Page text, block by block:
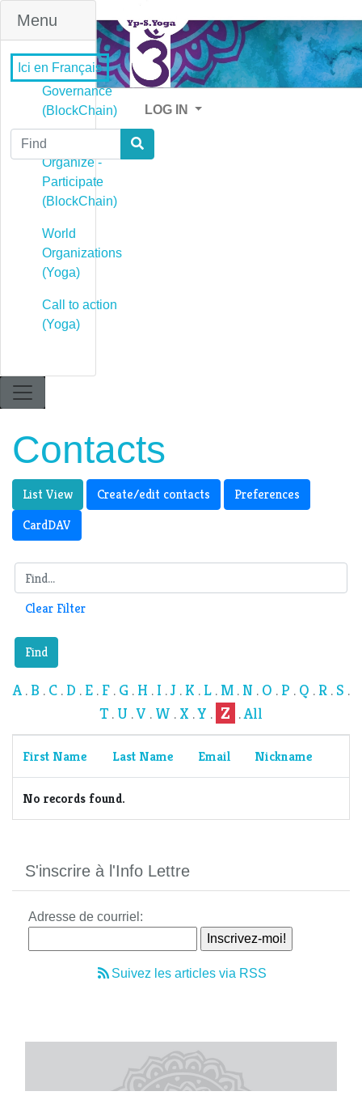
Menu
Governance
(BlockChain)
Governance -
Organize -
Participate
(BlockChain)
World
Organizations
(Yoga)
Call to action
(Yoga)
Ici en Français
LOG IN
Find
Contacts
List View Create/edit contacts
Preferences
CardDAV
Clear Filter
Find
A. B . C. D . E. F. G . H . I .J .K . L. M. N . O . P . Q . R. S .
T. U .V . W . X .Y . Z .All
First Name Last Name Email Nickname
No records found.
S'inscrire à l'Info Lettre
Adresse de courriel:
Suivez les articles via RSS